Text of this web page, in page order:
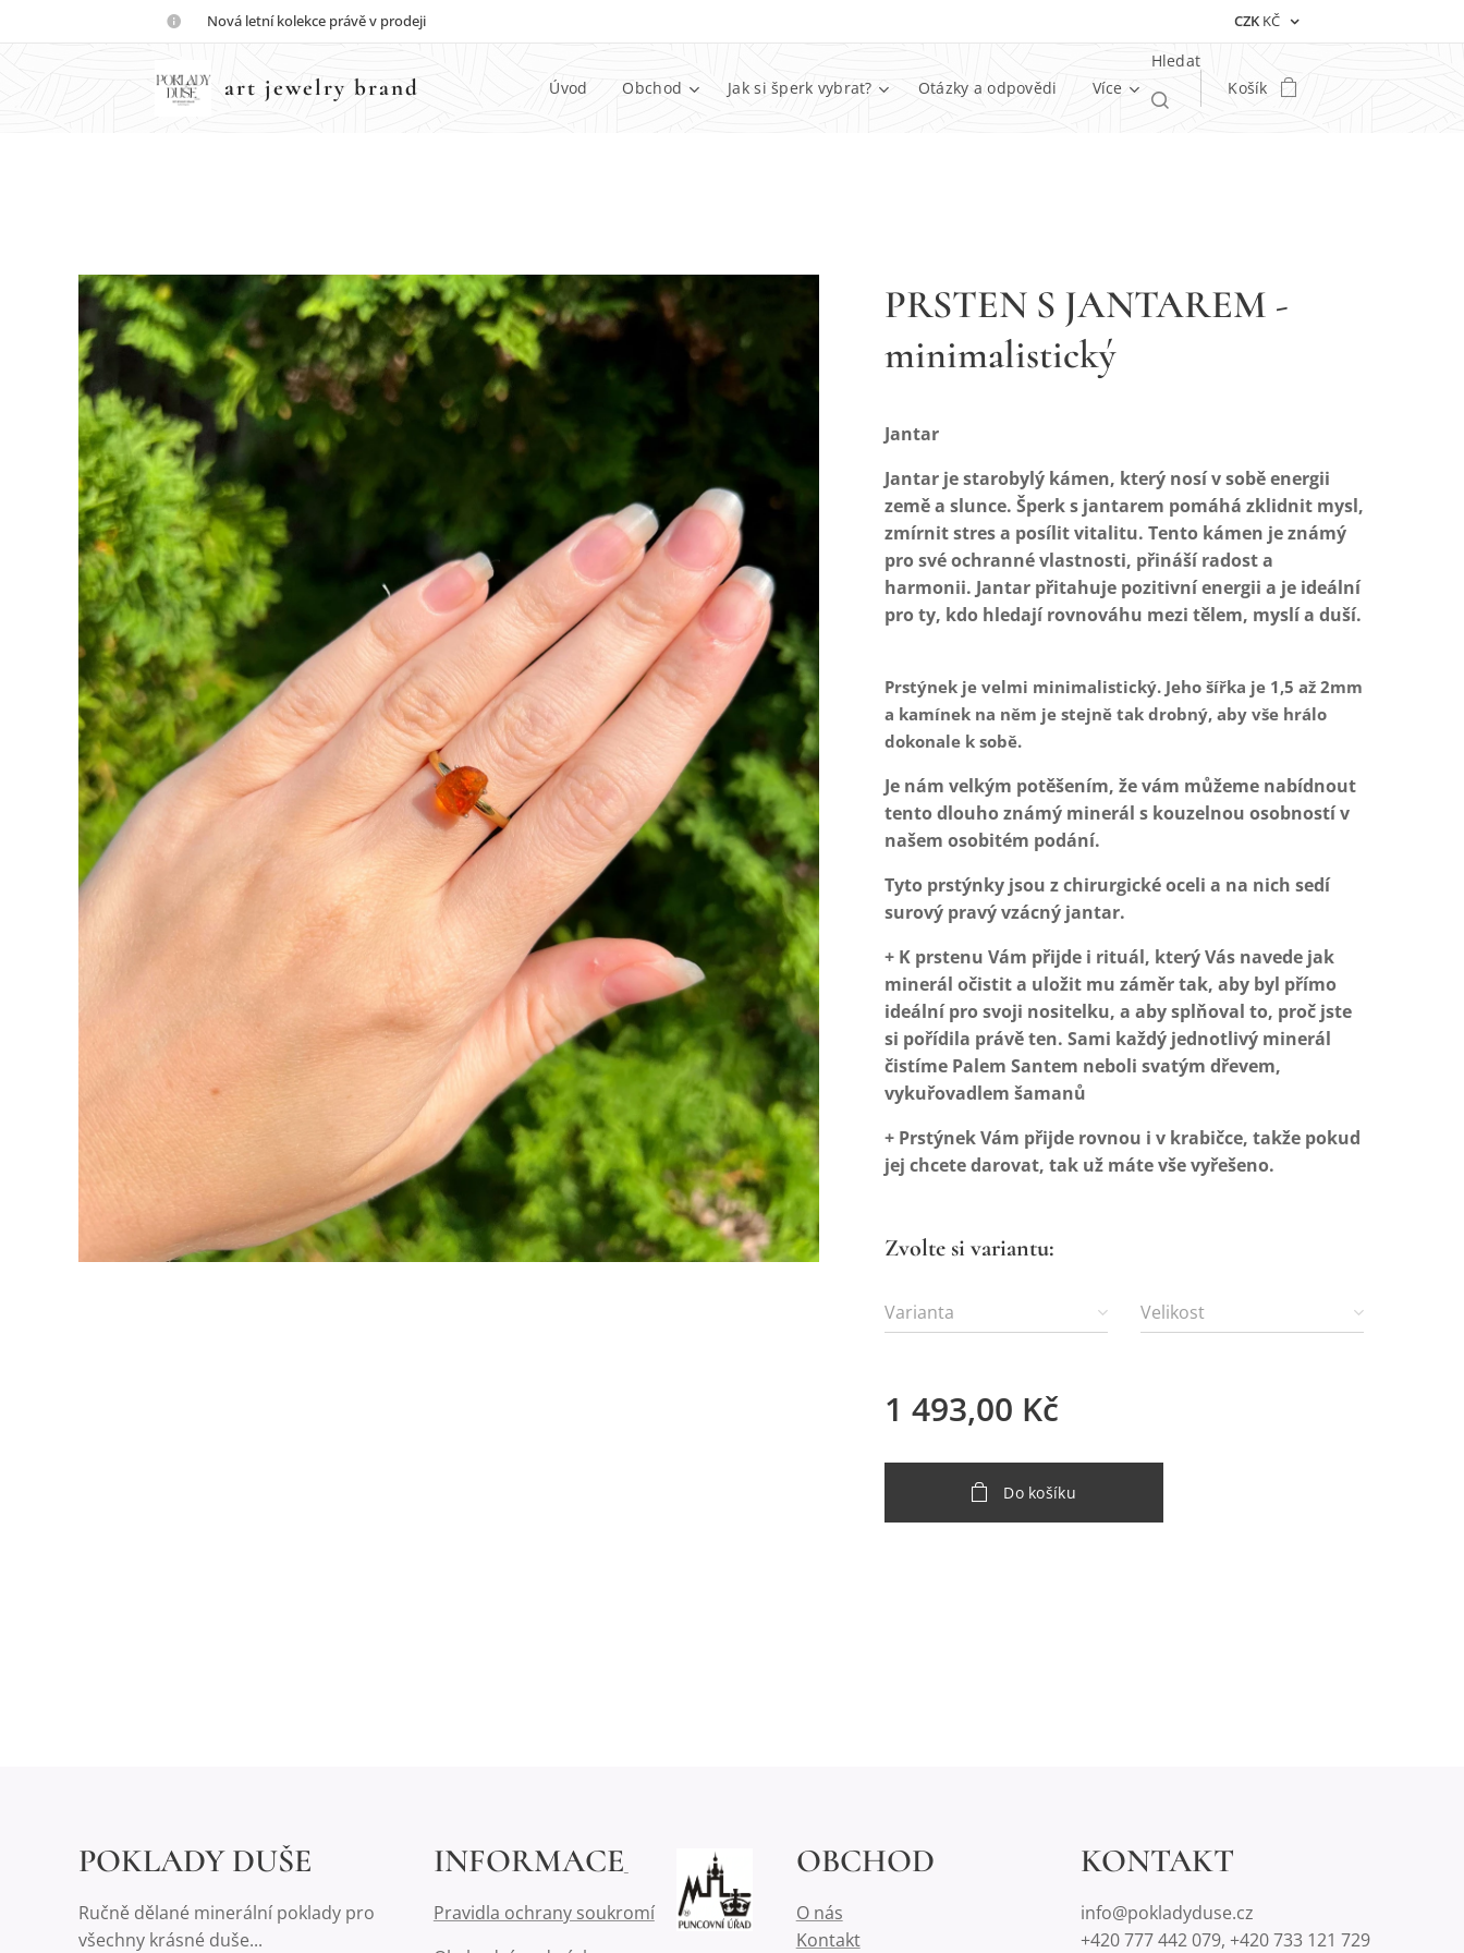
💎Nová letní kolekce právě v prodeji💎 CZK KČ
art jewelry brand Úvod Obchod Jak si šperk vybrat? Otázky a odpovědi Více
Hledat
Košík
PRSTEN S JANTAREM -
minimalistický
Jantar
Jantar je starobylý kámen, který nosí v sobě energii
země a slunce. Šperk s jantarem pomáhá zklidnit mysl,
zmírnit stres a posílit vitalitu. Tento kámen je známý
pro své ochranné vlastnosti, přináší radost a
harmonii. Jantar přitahuje pozitivní energii a je ideální
pro ty, kdo hledají rovnováhu mezi tělem, myslí a duší.
Prstýnek je velmi minimalistický. Jeho šířka je 1,5 až 2mm
a kamínek na něm je stejně tak drobný, aby vše hrálo
dokonale k sobě.
Je nám velkým potěšením, že vám můžeme nabídnout
tento dlouho známý minerál s kouzelnou osobností v
našem osobitém podání.
Tyto prstýnky jsou z chirurgické oceli a na nich sedí
surový pravý vzácný jantar.
+ K prstenu Vám přijde i rituál, který Vás navede jak
minerál očistit a uložit mu záměr tak, aby byl přímo
ideální pro svoji nositelku, a aby splňoval to, proč jste
si pořídila právě ten. Sami každý jednotlivý minerál
čistíme Palem Santem neboli svatým dřevem,
vykuřovadlem šamanů
+ Prstýnek Vám přijde rovnou i v krabičce, takže pokud
jej chcete darovat, tak už máte vše vyřešeno.
Zvolte si variantu:
Varianta Velikost
1 493,00 Kč
Do košíku
POKLADY DUŠE
Ručně dělané minerální poklady pro
všechny krásné duše...
INFORMACE
Pravidla ochrany soukromí
OBCHOD
O nás
Kontakt
KONTAKT
info@pokladyduse.cz
+420 777 442 079, +420 733 121 729